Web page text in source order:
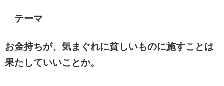
テーマ
お金持ちが、気まぐれに貧しいものに施すことは
果たしていいことか。